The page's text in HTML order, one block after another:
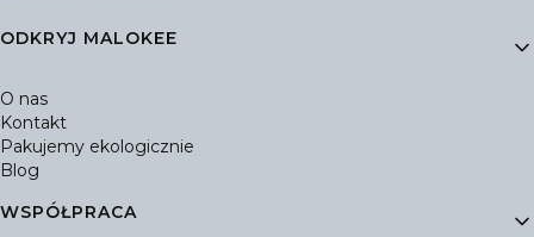
Linki w stopce
ODKRYJ MALOKEE
O nas
Kontakt
Pakujemy ekologicznie
Blog
WSPÓŁPRACA